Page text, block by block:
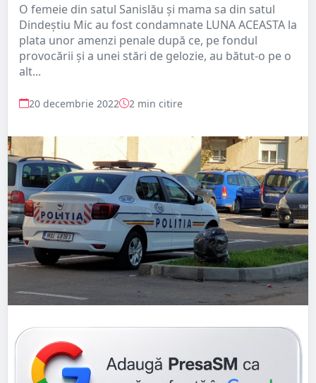
O femeie din satul Sanislău și mama sa din satul
Dindeștiu Mic au fost condamnate LUNA ACEASTA la
plata unor amenzi penale după ce, pe fondul
provocării și a unei stări de gelozie, au bătut-o pe o
alt...
20 decembrie 2022 2 min citire